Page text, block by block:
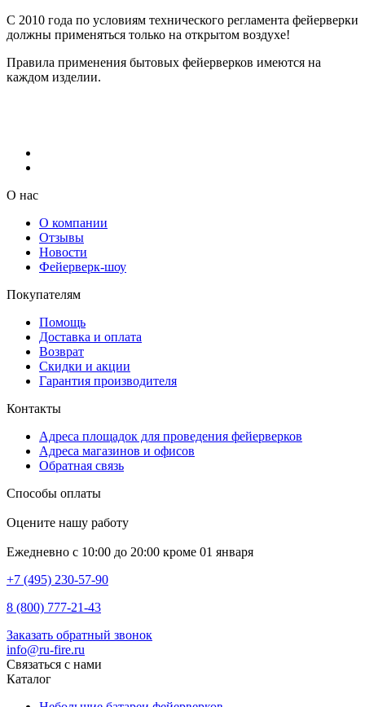
С 2010 года по условиям технического регламента фейерверки
должны применяться только на открытом воздухе!
Правила применения бытовых фейерверков имеются на
каждом изделии.
О нас
О компании
Отзывы
Новости
Фейерверк-шоу
Покупателям
Помощь
Доставка и оплата
Возврат
Скидки и акции
Гарантия производителя
Контакты
Адреса площадок для проведения фейерверков
Адреса магазинов и офисов
Обратная связь
Способы оплаты
Оцените нашу работу
Ежедневно с 10:00 до 20:00 кроме 01 января
+7 (495) 230-57-90
8 (800) 777-21-43
Заказать обратный звонок
info@ru-fire.ru
Связаться с нами
Каталог